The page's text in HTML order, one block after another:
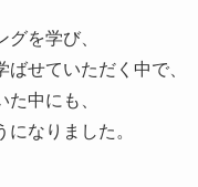
を学び、
せていただく中で、
中にも、
なりました。